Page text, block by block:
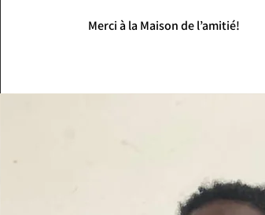
Merci à la Maison de l’amitié!